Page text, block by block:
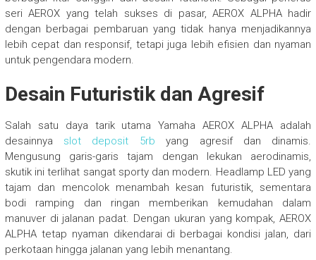
seri AEROX yang telah sukses di pasar, AEROX ALPHA hadir
dengan berbagai pembaruan yang tidak hanya menjadikannya
lebih cepat dan responsif, tetapi juga lebih efisien dan nyaman
untuk pengendara modern.
Desain Futuristik dan Agresif
Salah satu daya tarik utama Yamaha AEROX ALPHA adalah
desainnya slot deposit 5rb yang agresif dan dinamis.
Mengusung garis-garis tajam dengan lekukan aerodinamis,
skutik ini terlihat sangat sporty dan modern. Headlamp LED yang
tajam dan mencolok menambah kesan futuristik, sementara
bodi ramping dan ringan memberikan kemudahan dalam
manuver di jalanan padat. Dengan ukuran yang kompak, AEROX
ALPHA tetap nyaman dikendarai di berbagai kondisi jalan, dari
perkotaan hingga jalanan yang lebih menantang.